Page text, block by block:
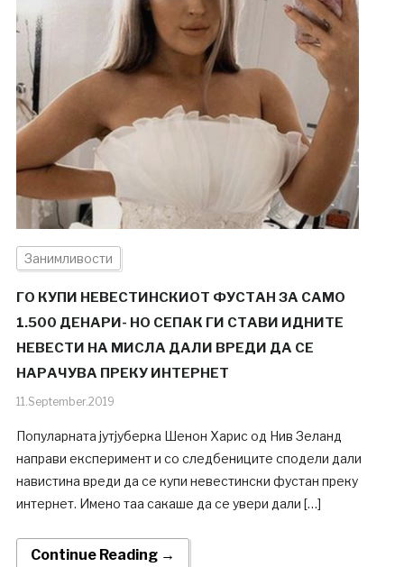
Занимливости
ГО КУПИ НЕВЕСТИНСКИОТ ФУСТАН ЗА САМО
1.500 ДЕНАРИ- НО СЕПАК ГИ СТАВИ ИДНИТЕ
НЕВЕСТИ НА МИСЛА ДАЛИ ВРЕДИ ДА СЕ
НАРАЧУВА ПРЕКУ ИНТЕРНЕТ
11.September.2019
Популарната јутјуберка Шенон Харис од Нив Зеланд
направи експеримент и со следбениците сподели дали
навистина вреди да се купи невестински фустан преку
интернет. Имено таа сакаше да се увери дали […]
Continue Reading →